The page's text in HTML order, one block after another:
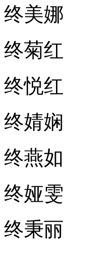
终美娜
终菊红
终悦红
终婧娴
终燕如
终娅雯
终秉丽